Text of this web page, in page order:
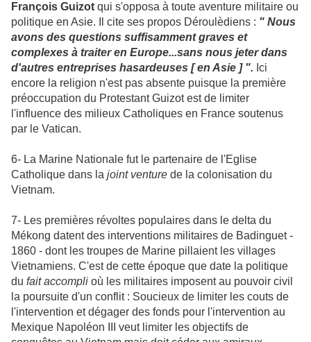
François Guizot qui s'opposa à toute aventure militaire ou
politique en Asie. Il cite ses propos Déroulèdiens : " Nous
avons des questions suffisamment graves et
complexes à traiter en Europe...sans nous jeter dans
d'autres entreprises hasardeuses [ en Asie ] ". Ici
encore la religion n'est pas absente puisque la première
préoccupation du Protestant Guizot est de limiter
l'influence des milieux Catholiques en France soutenus
par le Vatican.
6- La Marine Nationale fut le partenaire de l'Eglise
Catholique dans la joint venture de la colonisation du
Vietnam.
7- Les premières révoltes populaires dans le delta du
Mékong datent des interventions militaires de Badinguet -
1860 - dont les troupes de Marine pillaient les villages
Vietnamiens. C'est de cette époque que date la politique
du fait accompli où les militaires imposent au pouvoir civil
la poursuite d'un conflit : Soucieux de limiter les couts de
l'intervention et dégager des fonds pour l'intervention au
Mexique Napoléon III veut limiter les objectifs de